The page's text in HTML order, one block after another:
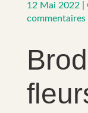
12 Mai 2022|
commentaires